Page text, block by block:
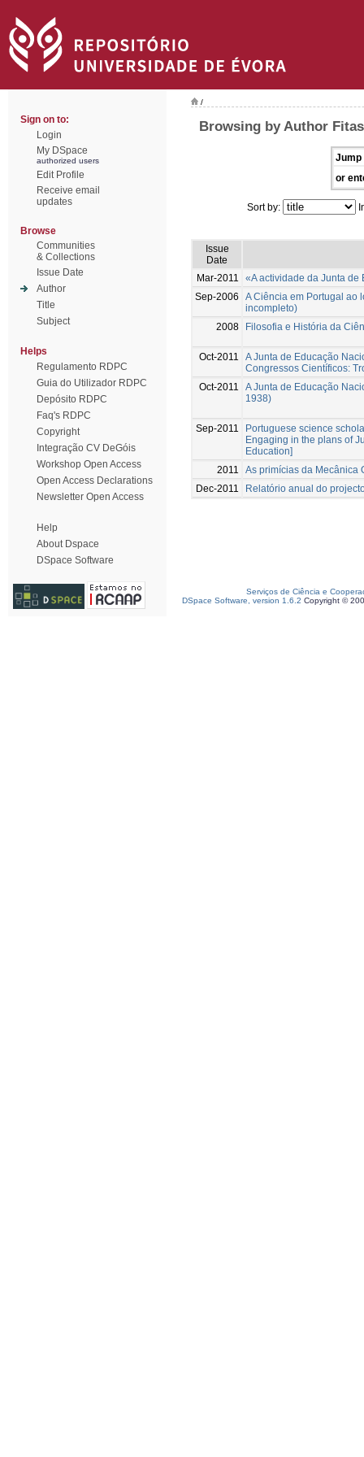
Sign on to:
Login
My DSpace
authorized users
Edit Profile
Receive email
updates
Browse
Communities
& Collections
Issue Date
Author
Title
Subject
Helps
Regulamento RDPC
Guia do Utilizador RDPC
Depósito RDPC
Faq's RDPC
Copyright
Integração CV DeGóis
Workshop Open Access
Open Access Declarations
Newsletter Open Access
Help
About Dspace
DSpace Software
/
Browsing by Author
Jump
or
Sort by:
Issue
Date
Mar-2011
«A actividade da Junta
Sep-2006
A Ciência em Portugal ao
incompleto)
2008
Filosofia e História da
Oct-2011
A Junta de Educação
Congressos Científicos:
Oct-2011
A Junta de Educação
1938)
Sep-2011
Portuguese science
Engaging in the plans of
Education]
2011
As primícias da Mecânica
Dec-2011
Relatório anual do
Serviços de Ciência e
DSpace Software, version 1.6.2 Copyright ©